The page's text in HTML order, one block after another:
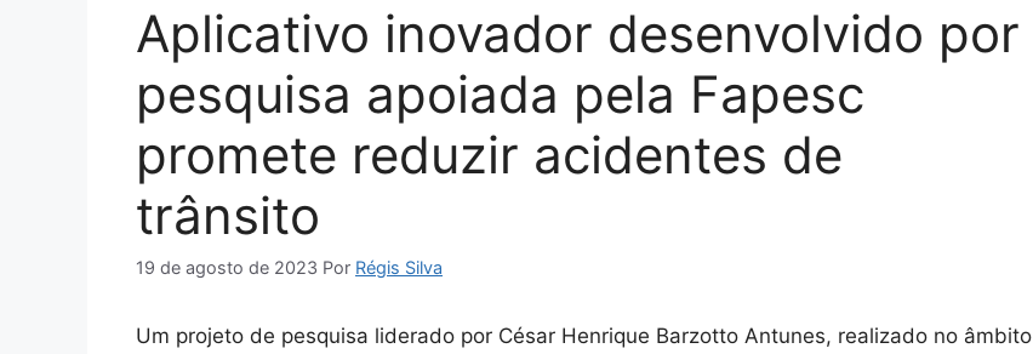
Aplicativo inovador desenvolvido por
pesquisa apoiada pela Fapesc
promete reduzir acidentes de
trânsito
19 de agosto de 2023 Por Régis Silva
Um projeto de pesquisa liderado por César Henrique Barzotto Antunes, realizado no âmbito